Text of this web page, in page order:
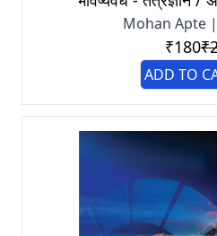
Mohan Apte
₹180
ADD TO